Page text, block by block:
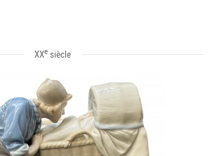
XXesiècle